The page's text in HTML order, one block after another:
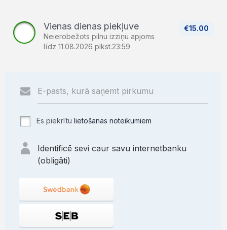
€15.00
Vienas dienas piekļuve
Neierobežots pilnu izziņu apjoms
līdz 11.08.2026 plkst.23:59
Es piekrītu lietošanas noteikumiem
Identificē sevi caur savu internetbanku
(obligāti)